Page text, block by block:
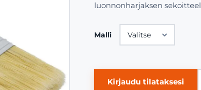
luonnonharjaksen
Malli
Kirjaudu tilataksesi